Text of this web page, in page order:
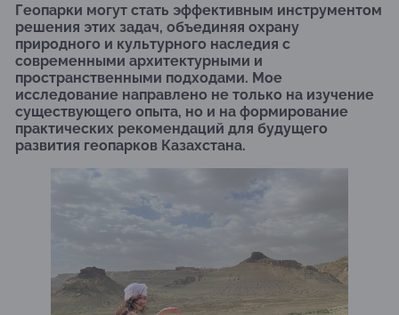
Геопарки могут стать эффективным инструментом
решения этих задач, объединяя охрану
природного и культурного наследия с
современными архитектурными и
пространственными подходами. Мое
исследование направлено не только на изучение
существующего опыта, но и на формирование
практических рекомендаций для будущего
развития геопарков Казахстана.